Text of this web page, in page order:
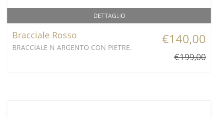
DETTAGLIO
Bracciale Rosso
BRACCIALE N ARGENTO CON PIETRE.
€140,00
€199,00